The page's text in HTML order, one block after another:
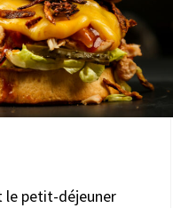
le petit-déjeuner